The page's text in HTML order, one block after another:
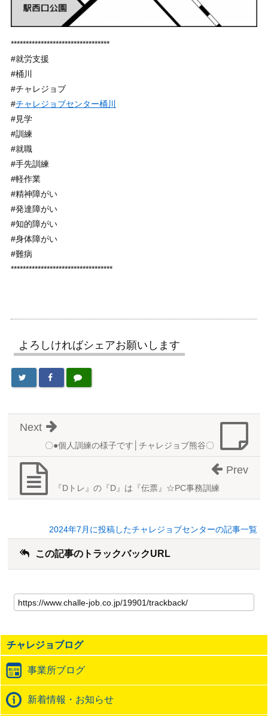
*********************************
#就労支援
#桶川
#チャレジョブ
#チャレジョブセンター桶川
#見学
#訓練
#就職
#手先訓練
#軽作業
#精神障がい
#発達障がい
#知的障がい
#身体障がい
#難病
**********************************
よろしければシェアお願いします
〇●個人訓練の様子です│チャレジョブ熊谷〇
Next
『Dトレ』の『D』は『伝票』☆PC事務訓練
Prev
2024年7月に投稿したチャレジョブセンターの記事一覧
この記事のトラックバックURL
の
記
の
ト
ッ
ク
バ
ッ
チャレジョブログ
事業所ブログ
新着情報・お知らせ